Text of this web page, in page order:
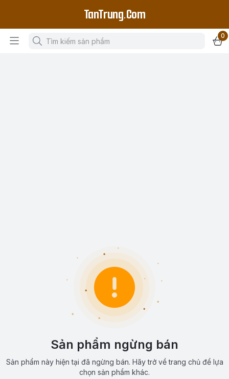
TanTrung.Com
0
Sản phẩm ngừng bán
Sản phẩm này hiện tại đã ngừng bán. Hãy trở về trang chủ để lựa
chọn sản phẩm khác.